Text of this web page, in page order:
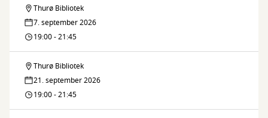
nåle
Thurø
pinde
nåle
Thurø Bibliotek
7. september 2026
19:00 - 21:45
Thurø
pinde
Thurø Bibliotek
21. september 2026
19:00 - 21:45